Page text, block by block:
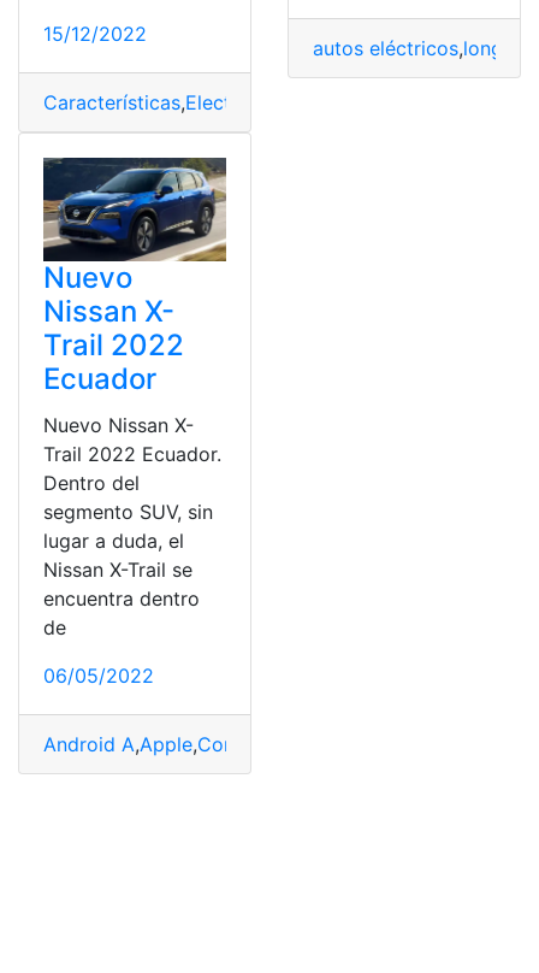
15/12/2022
Características,Electrificada
autos eléctricos,longitud
Nuevo
Nissan X-
Trail 2022
Ecuador
Nuevo Nissan X-
Trail 2022 Ecuador.
Dentro del
segmento SUV, sin
lugar a duda, el
Nissan X-Trail se
encuentra dentro
de
06/05/2022
Android A,Apple,Compatible